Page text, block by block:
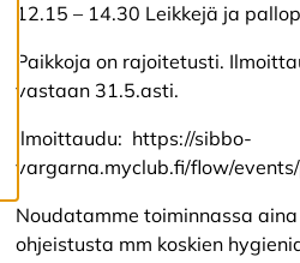
y
v
k
s
y
a
i
12.15 – 14.30 Leikkejä ja
Paikkoja on rajoitetusti.
vastaan 31.5.asti.
Ilmoittaudu: https://sibbo-
vargarna.myclub.fi/flow/
Noudatamme toiminnassa
ohjeistusta mm koskien